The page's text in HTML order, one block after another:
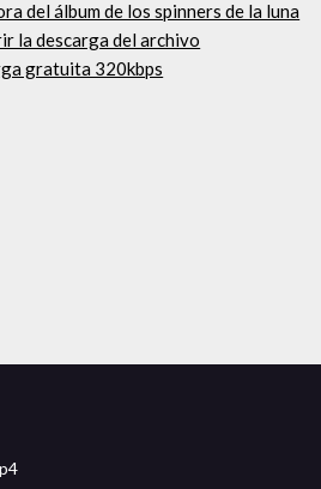
del álbum de los spinners de la luna
la descarga del archivo
gratuita 320kbps